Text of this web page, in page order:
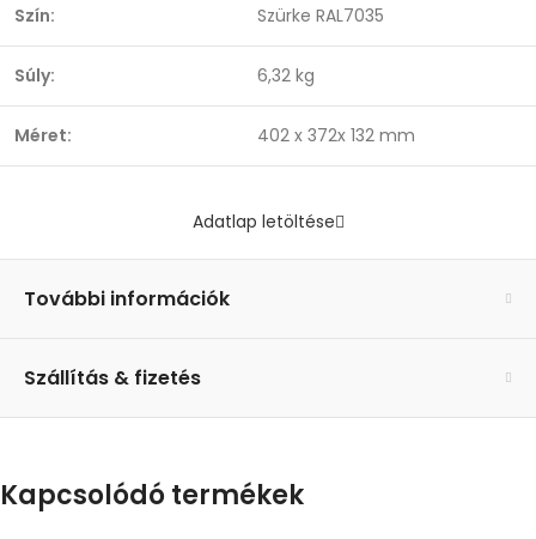
Szín: Szürke RAL7035
Súly: 6,32 kg
Méret: 402 x 372x 132 mm
Adatlap letöltése
További információk
Szállítás & fizetés
Kapcsolódó termékek